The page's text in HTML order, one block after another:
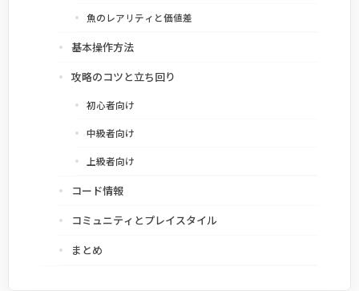
魚のレアリティと価値差
基本操作方法
攻略のコツと立ち回り
初心者向け
中級者向け
上級者向け
コード情報
コミュニティとプレイスタイル
まとめ